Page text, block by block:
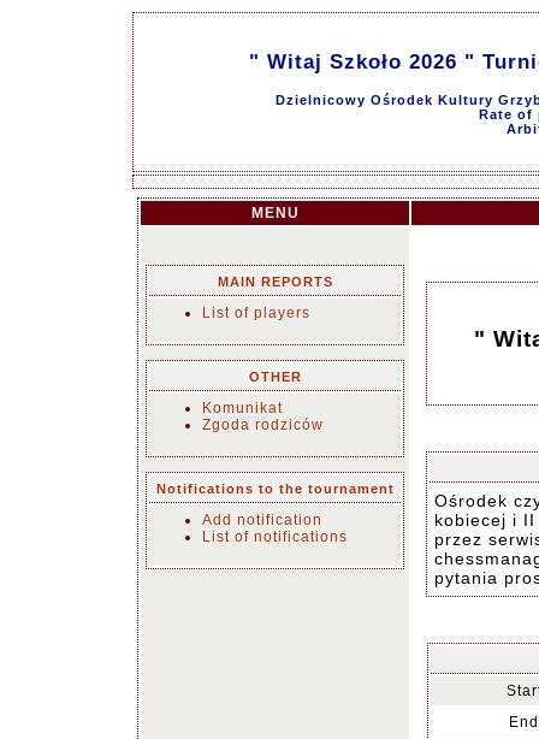
" Witaj Szkoło 2026 "
Dzielnicowy Ośrodek Kultury
Rate of
MENU
MAIN REPORTS
List of players
OTHER
Komunikat
Zgoda rodziców
Notifications to the tournament
Add notification
List of notifications
"
Ośrodek
kobiecej i
przez
pytania